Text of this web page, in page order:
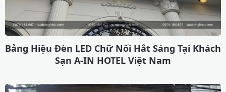
Bảng Hiệu Đèn LED Chữ Nổi Hắt Sáng Tại Khách
Sạn A-IN HOTEL Việt Nam